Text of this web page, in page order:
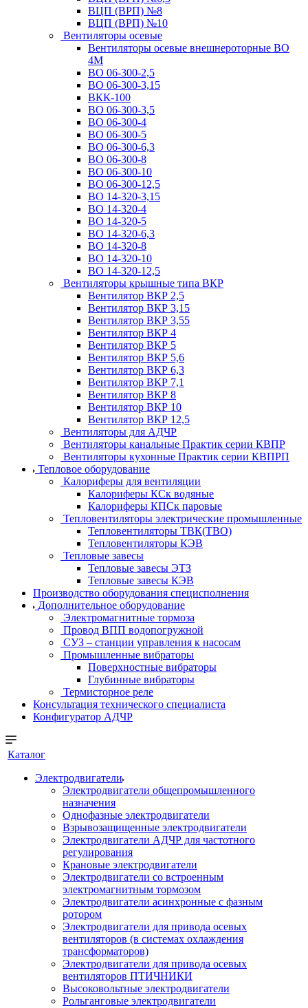
ВЦП (ВРП) №8
ВЦП (ВРП) №10
Вентиляторы осевые
Вентиляторы осевые внешнероторные ВО
4М
ВО 06-300-2,5
ВО 06-300-3,15
ВКК-100
ВО 06-300-3,5
ВО 06-300-4
ВО 06-300-5
ВО 06-300-6,3
ВО 06-300-8
ВО 06-300-10
ВО 06-300-12,5
ВО 14-320-3,15
ВО 14-320-4
ВО 14-320-5
ВО 14-320-6,3
ВО 14-320-8
ВО 14-320-10
ВО 14-320-12,5
Вентиляторы крышные типа ВКР
Вентилятор ВКР 2,5
Вентилятор ВКР 3,15
Вентилятор ВКР 3,55
Вентилятор ВКР 4
Вентилятор ВКР 5
Вентилятор ВКР 5,6
Вентилятор ВКР 6,3
Вентилятор ВКР 7,1
Вентилятор ВКР 8
Вентилятор ВКР 10
Вентилятор ВКР 12,5
Вентиляторы для АДЧР
Вентиляторы канальные Практик серии КВПР
Вентиляторы кухонные Практик серии КВПРП
Тепловое оборудование
Калориферы для вентиляции
Калориферы КСк водяные
Калориферы КПСк паровые
Тепловентиляторы электрические промышленные
Тепловентиляторы ТВК(ТВО)
Тепловентиляторы КЭВ
Тепловые завесы
Тепловые завесы ЭТЗ
Тепловые завесы КЭВ
Производство оборудования специсполнения
Дополнительное оборудование
Электромагнитные тормоза
Провод ВПП водопогружной
СУЗ – станции управления к насосам
Промышленные вибраторы
Поверхностные вибраторы
Глубинные вибраторы
Термисторное реле
Консультация технического специалиста
Конфигуратор АДЧР
Каталог
Электродвигатели
Электродвигатели общепромышленного
назначения
Однофазные электродвигатели
Взрывозащищенные электродвигатели
Электродвигатели АДЧР для частотного
регулирования
Крановые электродвигатели
Электродвигатели со встроенным
электромагнитным тормозом
Электродвигатели асинхронные с фазным
ротором
Электродвигатели для привода осевых
вентиляторов (в системах охлаждения
трансформаторов)
Электродвигатели для привода осевых
вентиляторов ПТИЧНИКИ
Высоковольтные электродвигатели
Рольганговые электродвигатели